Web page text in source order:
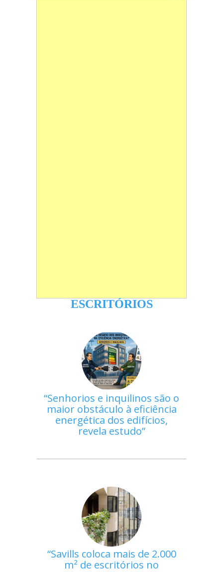
ESCRITÓRIOS
Senhorios e inquilinos são o
maior obstáculo à eficiência
energética dos edifícios,
revela estudo
Savills coloca mais de 2.000
m² de escritórios no